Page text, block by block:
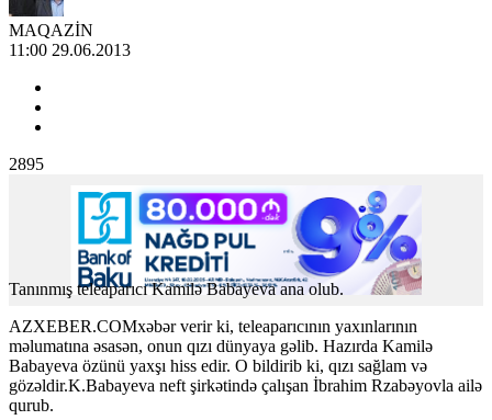
MAQAZİN
11:00 29.06.2013
2895
Tanınmış teleaparıcı Kamilə Babayeva ana olub.
AZXEBER.COMxəbər verir ki, teleaparıcının yaxınlarının
məlumatına əsasən, onun qızı dünyaya gəlib. Hazırda Kamilə
Babayeva özünü yaxşı hiss edir. O bildirib ki, qızı sağlam və
gözəldir.K.Babayeva neft şirkətində çalışan İbrahim Rzabəyovla ailə
qurub.